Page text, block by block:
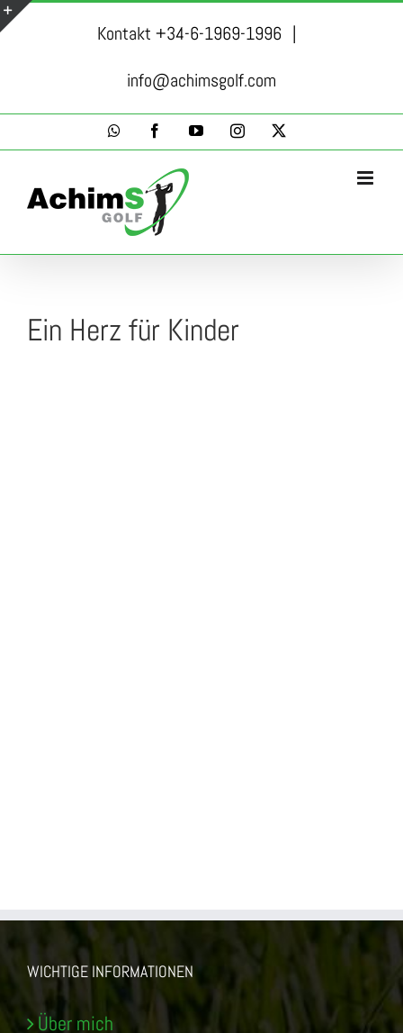
Skip
Kontakt +34-6-1969-1996 |
info@achimsgolf.com
WhatsAppFacebookYouTubeInstagram
X
Ein Herz für Kinder
WICHTIGE INFORMATIONEN
Über mich